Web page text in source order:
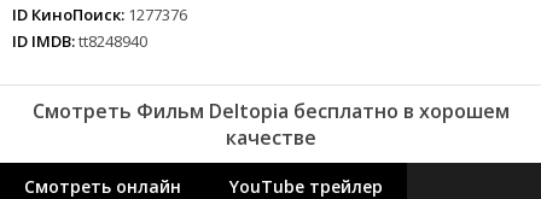
ID КиноПоиск: 1277376
ID IMDB:tt8248940
Смотреть Фильм Deltopia бесплатно в хорошем
качестве
Смотреть онлайн YouTube трейлер